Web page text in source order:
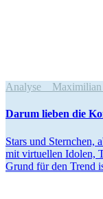
Analyse
Darum lieben die
Stars und Sternchen,
mit virtu­ellen Idolen,
Grund für den Trend